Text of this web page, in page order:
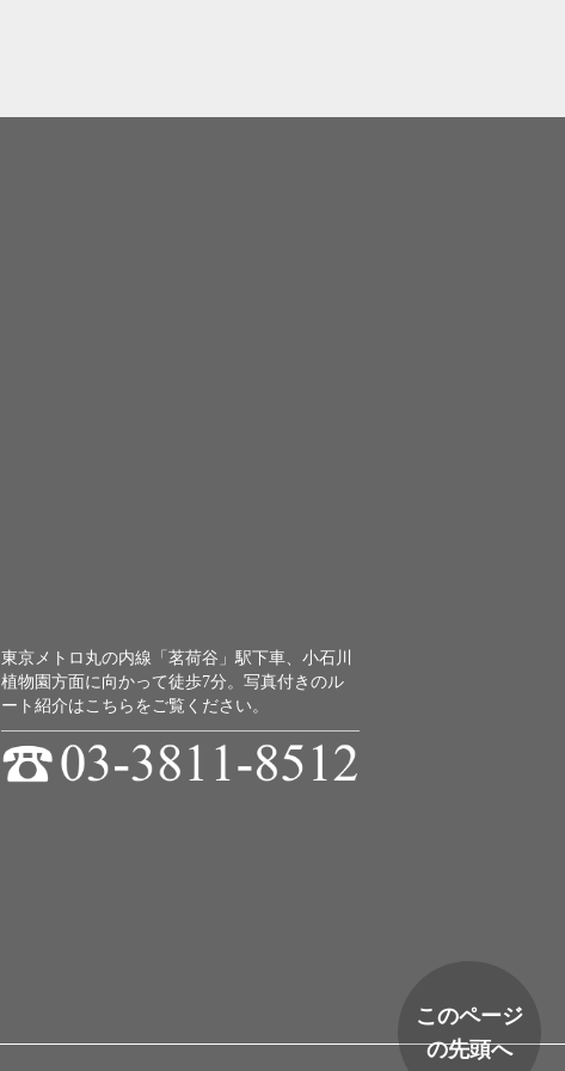
東京メトロ丸の内線「茗荷谷」駅下車、小石川
植物園方面に向かって徒歩7分。 写真付きのル
ート紹介はこちらをご覧ください。
このページ
の先頭へ